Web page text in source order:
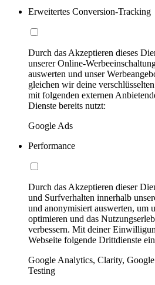
Erweitertes Conversion-Tracking
Durch das Akzeptieren dieses
unserer Online-
auswerten und unser
gleichen wir deine
mit folgenden externen
Dienste bereits nutzt:
Google Ads
Performance
Durch das Akzeptieren dieser
und Surfverhalten innerhalb
und anonymisiert auswerten, um
optimieren und das
verbessern. Mit deiner
Webseite folgende Drittdienste
Google Analytics, Clarity,
Testing